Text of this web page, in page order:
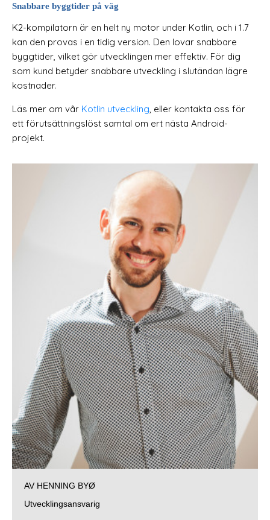
Snabbare byggtider på väg
K2-kompilatorn är en helt ny motor under Kotlin, och i 1.7
kan den provas i en tidig version. Den lovar snabbare
byggtider, vilket gör utvecklingen mer effektiv. För dig
som kund betyder snabbare utveckling i slutändan lägre
kostnader.
Läs mer om vår Kotlin utveckling, eller kontakta oss för
ett förutsättningslöst samtal om ert nästa Android-
projekt.
AV HENNING BYØ
Utvecklingsansvarig